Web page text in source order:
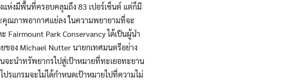
ห่งมีพื้นที่ครอบคลุมถึง 83 เปอร์เซ็นต์ แต่ก็มี
คุณภาพอากาศแย่ลง ในความพยายามที่จะ
Park Conservancy ได้เป็นผู้นำ
ของ Michael Nutter นายกเทศมนตรีอย่าง
จะนำทรัพยากรไปสู่เป้าหมายที่ทะเยอทะยาน
แกรมจะไม่ได้กำหนดเป้าหมายไปที่ความไม่